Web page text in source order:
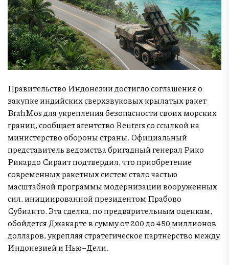
Правительство Индонезии достигло соглашения о
закупке индийских сверхзвуковых крылатых ракет
BrahMos для укрепления безопасности своих морских
границ, сообщает агентство Reuters со ссылкой на
министерство обороны страны. Официальный
представитель ведомства бригадный генерал Рико
Рикардо Сираит подтвердил, что приобретение
современных ракетных систем стало частью
масштабной программы модернизации вооруженных
сил, инициированной президентом Прабово
Субианто. Эта сделка, по предварительным оценкам,
обойдется Джакарте в сумму от 200 до 450 миллионов
долларов, укрепляя стратегическое партнерство между
Индонезией и Нью–Дели.